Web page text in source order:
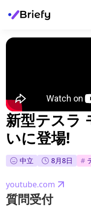
新型テスラ
いに登場!
中立 8月8日 #
youtube.com
質問受付